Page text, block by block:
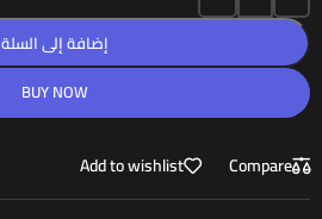
إضافة إلى السلة
BUY NOW
Compare
Add to wishlist